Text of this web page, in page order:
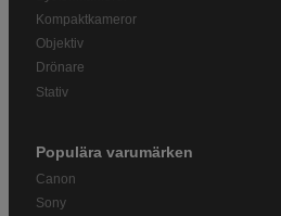
Kompaktkameror
Objektiv
Drönare
Stativ
Populära varumärken
Canon
Sony